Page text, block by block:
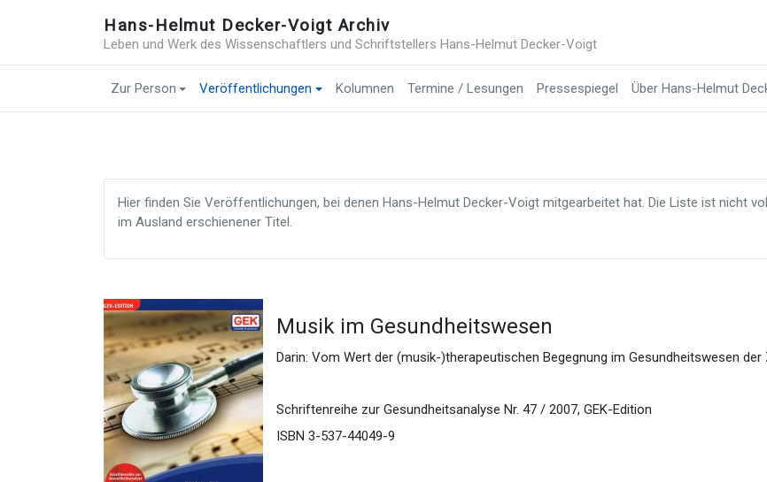
Hans-Helmut Decker-Voigt Archiv
Leben und Werk des Wissenschaftlers und Schriftstellers Hans-Helmut Decker-Voigt
Zur Person Veröffentlichungen Kolumnen Termine / Lesungen Pressespiegel Über Hans-Helmut
Hier finden Sie Veröffentlichungen, bei denen Hans-Helmut Decker-Voigt mitgearbeitet hat. Die Liste ist nicht
im Ausland erschienener Titel.
Musik im Gesundheitswesen
Darin: Vom Wert der (musik-)therapeutischen Begegnung im Gesundheitswesen
Schriftenreihe zur Gesundheitsanalyse Nr. 47 / 2007, GEK-Edition
ISBN 3-537-44049-9